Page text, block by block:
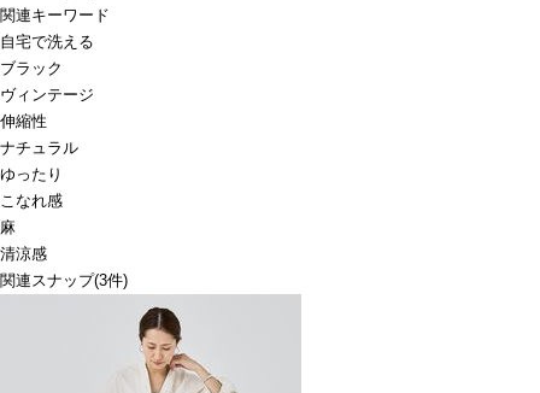
関連キーワード
自宅で洗える
ブラック
ヴィンテージ
伸縮性
ナチュラル
ゆったり
こなれ感
麻
清涼感
関連スナップ(3件)